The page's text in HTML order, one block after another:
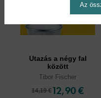
Utazás a négy fal
között
Tibor Fischer
14,19 €12,90 €
Az